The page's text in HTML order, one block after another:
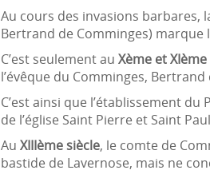
Au cours des invasions barbares,
Bertrand de Comminges)
C’est seulement au Xème et
l’évêque du Comminges,
C’est ainsi que l’établissement
de l’église Saint Pierre et Saint
Au XIIIème siècle, le comte de
bastide de Lavernose, mais ne